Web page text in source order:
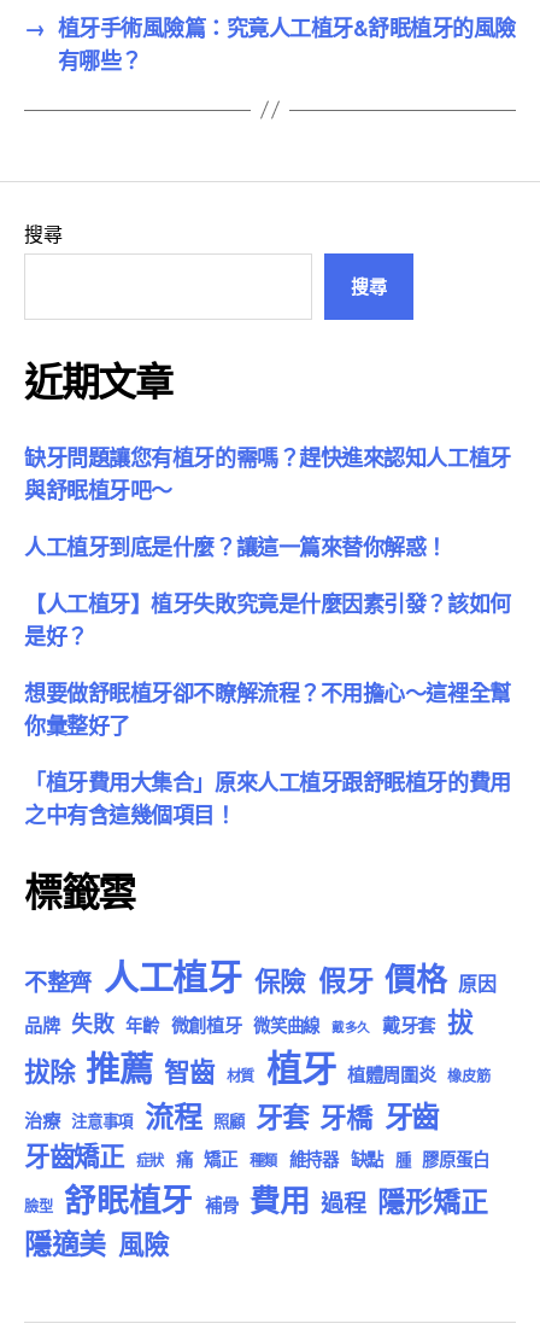
→ 植牙手術風險篇：究竟人工植牙&舒眠植牙的風險
有哪些？
搜尋
搜尋
近期文章
缺牙問題讓您有植牙的需嗎？趕快進來認知人工植牙
與舒眠植牙吧～
人工植牙到底是什麼？讓這一篇來替你解惑！
【人工植牙】植牙失敗究竟是什麼因素引發？該如何
是好？
想要做舒眠植牙卻不瞭解流程？不用擔心～這裡全幫
你彙整好了
「植牙費用大集合」原來人工植牙跟舒眠植牙的費用
之中有含這幾個項目！
標籤雲
不整齊 人工植牙 保險 假牙 價格 原因
品牌 失敗 年齡 微創植牙 微笑曲線 戴多久 戴牙套 拔
拔除 推薦 智齒 材質 植牙 植體周圍炎 橡皮筋
治療 注意事項 流程 照顧 牙套 牙橋 牙齒
牙齒矯正 症狀 痛 矯正 種類 維持器 缺點 腫 膠原蛋白
臉型 舒眠植牙 補骨 費用 過程 隱形矯正
隱適美 風險